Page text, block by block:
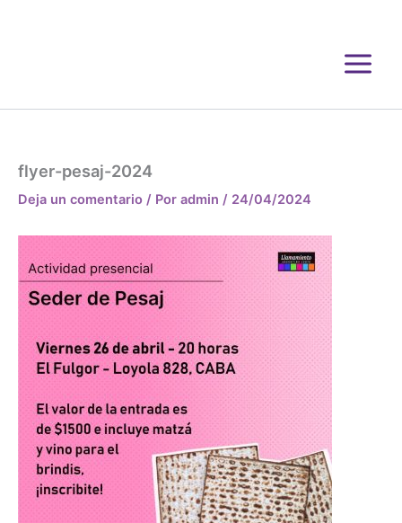
flyer-pesaj-2024
Deja un comentario / Por admin / 24/04/2024